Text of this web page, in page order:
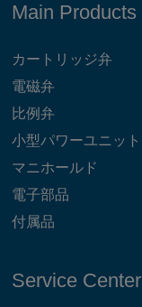
Main Products
カートリッジ弁
電磁弁
比例弁
小型パワーユニット
マニホールド
電子部品
付属品
Service Center